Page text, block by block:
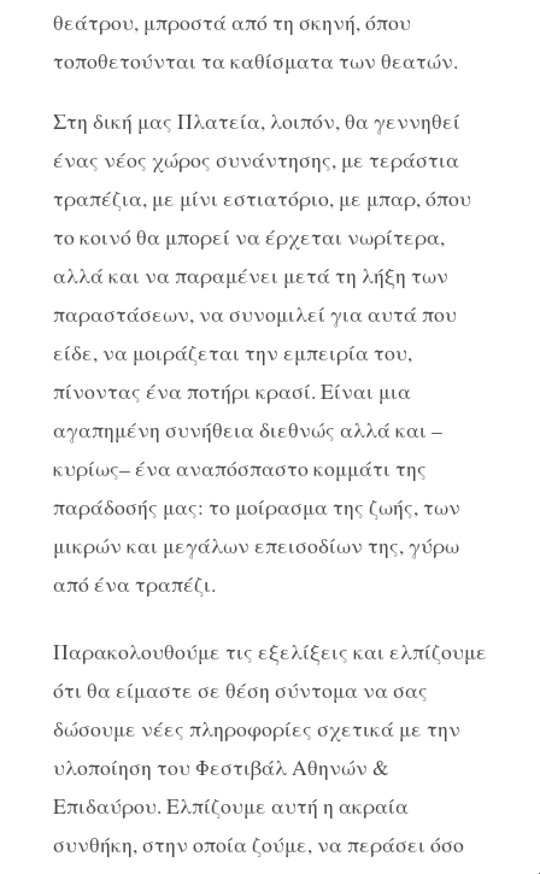
θεάτρου, μπροστά από τη σκηνή, όπου
τοποθετούνται τα καθίσματα των θεατών.
Στη δική μας Πλατεία, λοιπόν, θα γεννηθεί
ένας νέος χώρος συνάντησης, με τεράστια
τραπέζια, με μίνι εστιατόριο, με μπαρ, όπου
το κοινό θα μπορεί να έρχεται νωρίτερα,
αλλά και να παραμένει μετά τη λήξη των
παραστάσεων, να συνομιλεί για αυτά που
είδε, να μοιράζεται την εμπειρία του,
πίνοντας ένα ποτήρι κρασί. Είναι μια
αγαπημένη συνήθεια διεθνώς αλλά και –
κυρίως– ένα αναπόσπαστο κομμάτι της
παράδοσής μας: το μοίρασμα της ζωής, των
μικρών και μεγάλων επεισοδίων της, γύρω
από ένα τραπέζι.
Παρακολουθούμε τις εξελίξεις και ελπίζουμε
ότι θα είμαστε σε θέση σύντομα να σας
δώσουμε νέες πληροφορίες σχετικά με την
υλοποίηση του Φεστιβάλ Αθηνών &
Επιδαύρου. Ελπίζουμε αυτή η ακραία
συνθήκη, στην οποία ζούμε, να περάσει όσο